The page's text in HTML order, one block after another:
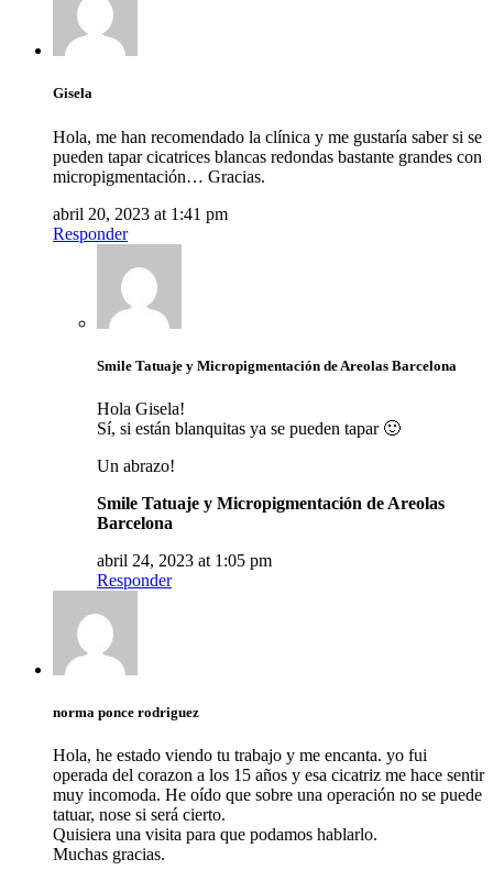
Gisela
Hola, me han recomendado la clínica y me gustaría saber si se
pueden tapar cicatrices blancas redondas bastante grandes con
micropigmentación… Gracias.
abril 20, 2023 at 1:41 pm
Responder
Smile Tatuaje y Micropigmentación de Areolas Barcelona
Hola Gisela!
Sí, si están blanquitas ya se pueden tapar 🙂
Un abrazo!
Smile Tatuaje y Micropigmentación de Areolas
Barcelona
abril 24, 2023 at 1:05 pm
Responder
norma ponce rodriguez
Hola, he estado viendo tu trabajo y me encanta. yo fui
operada del corazon a los 15 años y esa cicatriz me hace sentir
muy incomoda. He oído que sobre una operación no se puede
tatuar, nose si será cierto.
Quisiera una visita para que podamos hablarlo.
Muchas gracias.